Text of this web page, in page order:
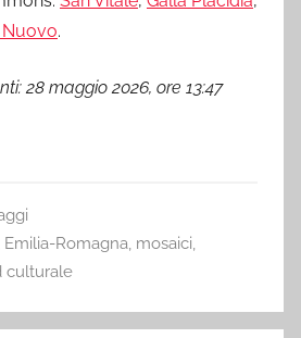
Nuovo.
28 maggio 2026, ore 13:47
Emilia-Romagna, mosaici,
culturale